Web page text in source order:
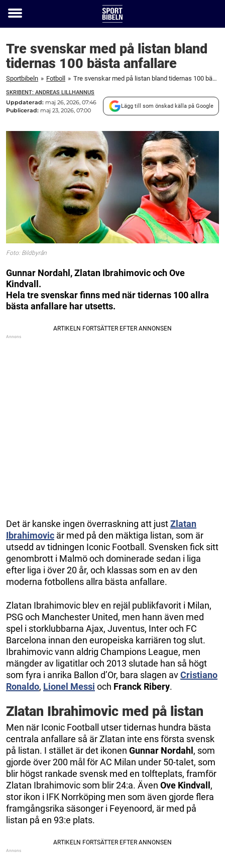
Toggle
Tre svenskar med på listan bland
tidernas 100 bästa anfallare
Sportbibeln » Fotboll » Tre svenskar med på listan bland tidernas 100 bästa anfallare
SKRIBENT: ANDREAS LILLHANNUS
Uppdaterad: maj 26, 2026, 07:46
Publicerad: maj 23, 2026, 07:00
Lägg till som önskad källa på Google
Foto: Bildbyrån
Gunnar Nordahl, Zlatan Ibrahimovic och Ove
Kindvall.
Hela tre svenskar finns med när tidernas 100 allra
bästa anfallare har utsetts.
Det är kanske ingen överraskning att justZlatan
Ibrahimovic är med på den mäktiga listan, som är
utsedd av tidningen Iconic Football. Svensken fick sitt
genombrott i Malmö och dominerade sedan i liga
efter liga i över 20 år, och klassas som en av den
moderna fotbollens allra bästa anfallare.
Zlatan Ibrahimovic blev en rejäl publikfavorit i Milan,
PSG och Manchester United, men hann även med
spel i storklubbarna Ajax, Juventus, Inter och FC
Barcelona innan den europeiska karriären tog slut.
Ibrahimovic vann aldrig Champions League, men
mängder av ligatitlar och 2013 slutade han så högt
som fyra i anrika Ballon d’Or, bara slagen avCristiano
Ronaldo, Lionel Messi och Franck Ribery.
Zlatan Ibrahimovic med på listan
Men när Iconic Football utser tidernas hundra bästa
centrala anfallare så är Zlatan inte ens första svensk
på listan. I stället är det ikonen Gunnar Nordahl , som
gjorde över 200 mål för AC Milan under 50-talet, som
blir högst rankade svensk med en tolfteplats, framför
Zlatan Ibrahimovic som blir 24:a. Även Ove Kindvall ,
stor ikon i IFK Norrköping men som även gjorde flera
framgångsrika säsonger i Feyenoord, är med på
listan på en 93:e plats.